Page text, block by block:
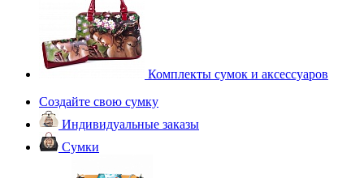
Комплекты сумок и аксессуаров
Создайте свою сумку
Индивидуальные заказы
Сумки